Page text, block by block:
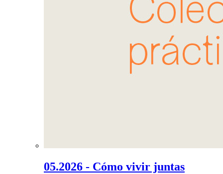
05.2026 - Cómo vivir juntas